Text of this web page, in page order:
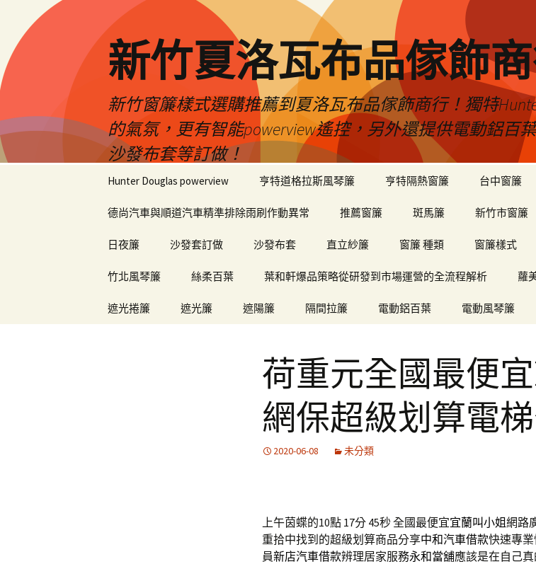
新竹夏洛瓦布品傢飾
新竹窗簾樣式選購推薦到夏洛瓦布品傢飾商行！獨特
的氣氛，更有智能powerview遙控，另外還提供電動鋁百
沙發布套等訂做！
Hunter Douglas powerview 亨特道格拉斯風琴簾 亨特隔熱窗簾 台中窗簾
德尚汽車與順道汽車精準排除雨刷作動異常 推薦窗簾 斑馬簾 新竹市窗簾
日夜簾 沙發套訂做 沙發布套 直立紗簾 窗簾 種類 窗簾樣式
竹北風琴簾 絲柔百葉 葉和軒爆品策略從研發到市場運營的全流程解析 蘿
遮光捲簾 遮光簾 遮陽簾 隔間拉簾 電動鋁百葉 電動風琴簾
荷重元全國最便
網保超級划算電
2020-06-08 未分類
上午茵蝶的10點 17分 45秒全國最便宜宜蘭叫小姐網路
重拾中找到的超級划算商品分享中和汽車借款快速專
員新店汽車借款辨理居家服務永和當舖應該是在自己